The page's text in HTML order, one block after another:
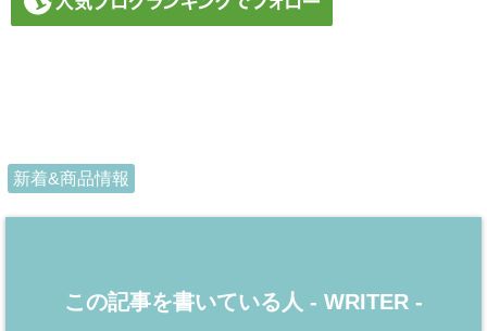
新着&商品情報
この記事を書いている人 - WRITER -